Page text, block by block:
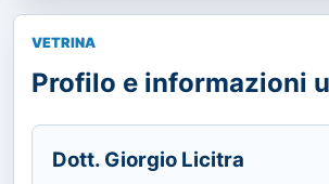
VETRINA
Profilo e informazioni
Dott. Giorgio Licitra